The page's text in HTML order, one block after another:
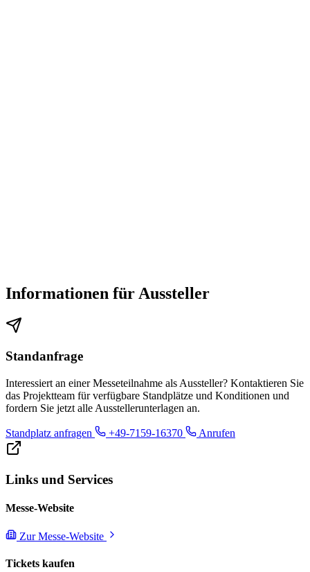
Informationen für Aussteller
Standanfrage
Interessiert an einer Messeteilnahme als Aussteller? Kontaktieren Sie
das Projektteam für verfügbare Standplätze und Konditionen und
fordern Sie jetzt alle Ausstellerunterlagen an.
Standplatz anfragen +49-7159-16370 Anrufen
Links und Services
Messe-Website
Zur Messe-Website
Tickets kaufen